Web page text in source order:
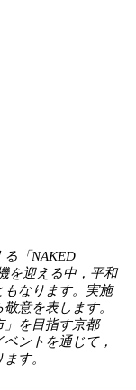
「NAKED
を迎える中，平和
もなります。実施
意を表します。
」を目指す京都
ントを通じて，
す。